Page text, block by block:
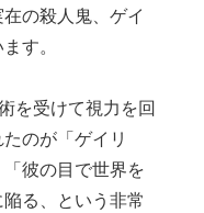
の殺人鬼、ゲイ
す。
を受けて視力を回
のが「ゲイリ
彼の目で世界を
る、という非常